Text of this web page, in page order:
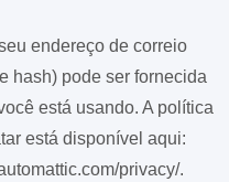
endereço de correio
hash) pode ser fornecida
está usando. A política
está disponível aqui:
privacy/.